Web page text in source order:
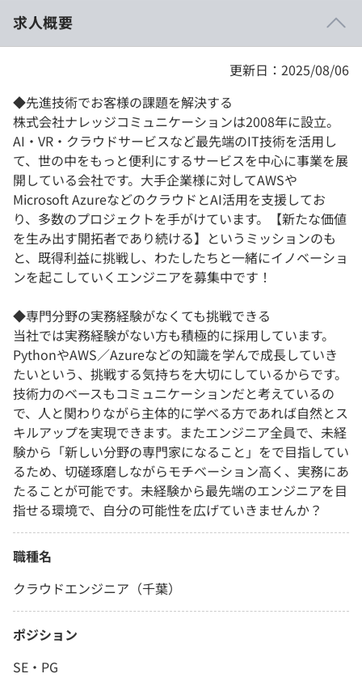
求人概要
更新日：2025/08/06
◆先進技術でお客様の課題を解決する
株式会社ナレッジコミュニケーションは2008年に設立。
AI・VR・クラウドサービスなど最先端のIT技術を活用し
て、世の中をもっと便利にするサービスを中心に事業を展
開している会社です。大手企業様に対してAWSや
Microsoft AzureなどのクラウドとAI活用を支援してお
り、多数のプロジェクトを手がけています。【新たな価値
を生み出す開拓者であり続ける】というミッションのも
と、既得利益に挑戦し、わたしたちと一緒にイノベーショ
ンを起こしていくエンジニアを募集中です！
◆専門分野の実務経験がなくても挑戦できる
当社では実務経験がない方も積極的に採用しています。
PythonやAWS／Azureなどの知識を学んで成長していき
たいという、挑戦する気持ちを大切にしているからです。
技術力のベースもコミュニケーションだと考えているの
で、人と関わりながら主体的に学べる方であれば自然とス
キルアップを実現できます。またエンジニア全員で、未経
験から「新しい分野の専門家になること」をで目指してい
るため、切磋琢磨しながらモチベーション高く、実務にあ
たることが可能です。未経験から最先端のエンジニアを目
指せる環境で、自分の可能性を広げていきませんか？
職種名
クラウドエンジニア（千葉）
ポジション
SE・PG